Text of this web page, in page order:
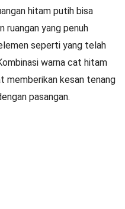
hitam putih bisa
ruangan yang penuh
seperti yang telah
warna cat hitam
memberikan kesan tenang
pasangan.